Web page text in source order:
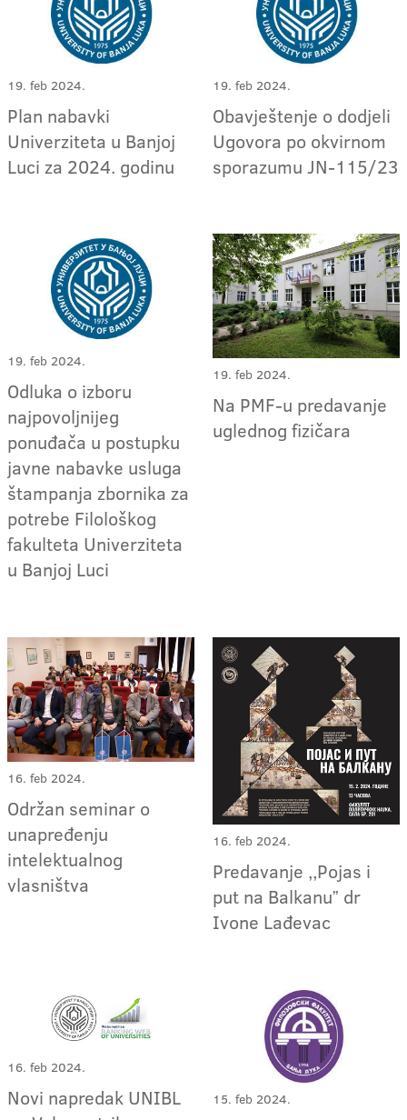
19. feb 2024.
Plan nabavki
Univerziteta u Banjoj
Luci za 2024. godinu
19. feb 2024.
Obavještenje o dodjeli
Ugovora po okvirnom
sporazumu JN-115/23
19. feb 2024.
Odluka o izboru
najpovoljnijeg
ponuđača u postupku
javne nabavke usluga
štampanja zbornika za
potrebe Filološkog
fakulteta Univerziteta
u Banjoj Luci
19. feb 2024.
Na PMF-u predavanje
uglednog fizičara
16. feb 2024.
Održan seminar o
unapređenju
intelektualnog
vlasništva
16. feb 2024.
Predavanje ,,Pojas i
put na Balkanuˮ dr
Ivone Lađevac
16. feb 2024.
Novi napredak UNIBL
15. feb 2024.